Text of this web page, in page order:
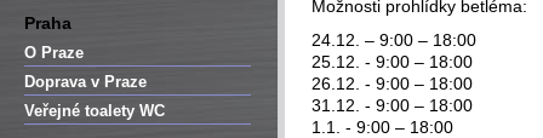
Praha
O Praze
Doprava v Praze
Veřejné toalety WC
Možnosti prohlídky betléma:
24.12. – 9:00 – 18:00
25.12. - 9:00 – 18:00
26.12. - 9:00 – 18:00
31.12. - 9:00 – 18:00
1.1. - 9:00 – 18:00